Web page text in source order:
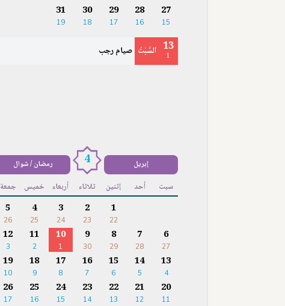
27
15
28
16
29
17
30
18
31
19
13
1 السَّبْتُ صيام رجب
إبريل 4 رمضان / شوال
سبت أحد إثنين ثلاثاء أربعاء خميس جمعة
1
22
2
23
3
24
4
25
5
26
6
27
7
28
8
29
9
30
10
1
11
2
12
3
13
4
14
5
15
6
16
7
17
8
18
9
19
10
20
11
21
12
22
13
23
14
24
15
25
16
26
17